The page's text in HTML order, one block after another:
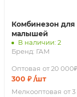
Комбинезон для
малышей
В наличии: 2
Бренд: ГАМ
Оптовая от 20 000₽
300 ₽ /шт
Мелкооптовая от